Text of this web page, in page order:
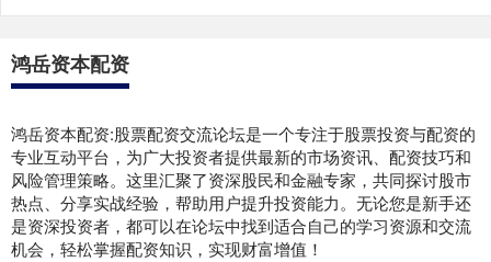
鸿岳资本配资
鸿岳资本配资:股票配资交流论坛是一个专注于股票投资与配资的
专业互动平台，为广大投资者提供最新的市场资讯、配资技巧和
风险管理策略。这里汇聚了资深股民和金融专家，共同探讨股市
热点、分享实战经验，帮助用户提升投资能力。无论您是新手还
是资深投资者，都可以在论坛中找到适合自己的学习资源和交流
机会，轻松掌握配资知识，实现财富增值！